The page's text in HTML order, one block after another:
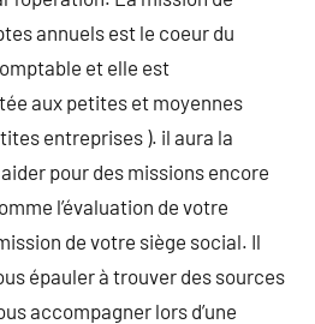
annuels est le coeur du
et elle est
aux petites et moyennes
entreprises ). il aura la
pour des missions encore
l’évaluation de votre
de votre siège social. Il
épauler à trouver des sources
accompagner lors d’une